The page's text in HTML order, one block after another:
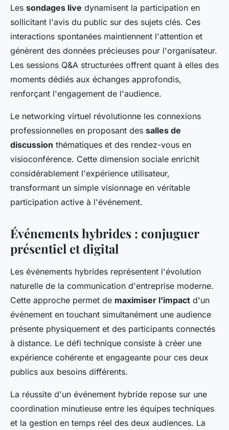
Les sondages live dynamisent la participation en
sollicitant l'avis du public sur des sujets clés. Ces
interactions spontanées maintiennent l'attention et
génèrent des données précieuses pour l'organisateur.
Les sessions Q&A structurées offrent quant à elles des
moments dédiés aux échanges approfondis,
renforçant l'engagement de l'audience.
Le networking virtuel révolutionne les connexions
professionnelles en proposant des salles de
discussion thématiques et des rendez-vous en
visioconférence. Cette dimension sociale enrichit
considérablement l'expérience utilisateur,
transformant un simple visionnage en véritable
participation active à l'événement.
Événements hybrides : conjuguer
présentiel et digital
Les événements hybrides représentent l'évolution
naturelle de la communication d'entreprise moderne.
Cette approche permet de maximiser l'impact d'un
événement en touchant simultanément une audience
présente physiquement et des participants connectés
à distance. Le défi technique consiste à créer une
expérience cohérente et engageante pour ces deux
publics aux besoins différents.
La réussite d'un événement hybride repose sur une
coordination minutieuse entre les équipes techniques
et la gestion en temps réel des deux audiences. La